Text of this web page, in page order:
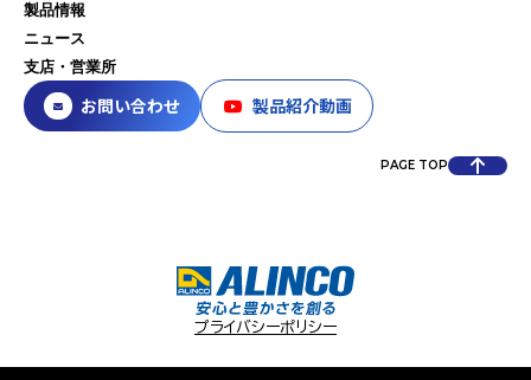
製品情報
ニュース
支店・営業所
お問い合わせ 製品紹介動画
PAGE TOP
プライバシーポリシー